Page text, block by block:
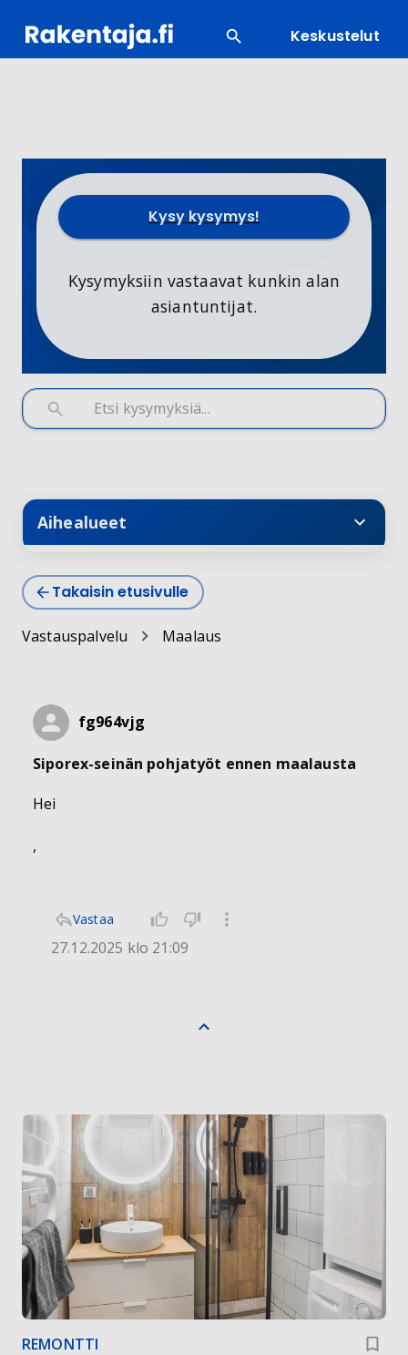
Keskustelut
Kysy kysymys!
Kysymyksiin vastaavat kunkin alan
asiantuntijat.
Aihealueet
Takaisin etusivulle
Vastauspalvelu Maalaus
fg964vjg
Siporex-seinän pohjatyöt ennen maalausta
Hei
,
Vastaa
27.12.2025 klo 21:09
REMONTTI